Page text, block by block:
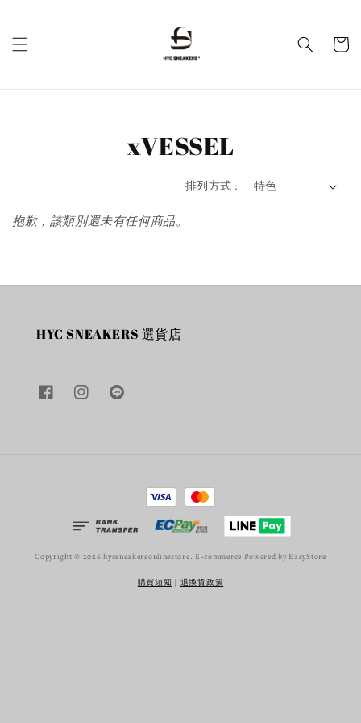
xVESSEL
排列方式 :
抱歉，該類別還未有任何商品。
HYC SNEAKERS 選貨店
Copyright © 2026 hycsneakersonlinestore. E-commerce Powered by EasyStore
購買須知 退換貨政策